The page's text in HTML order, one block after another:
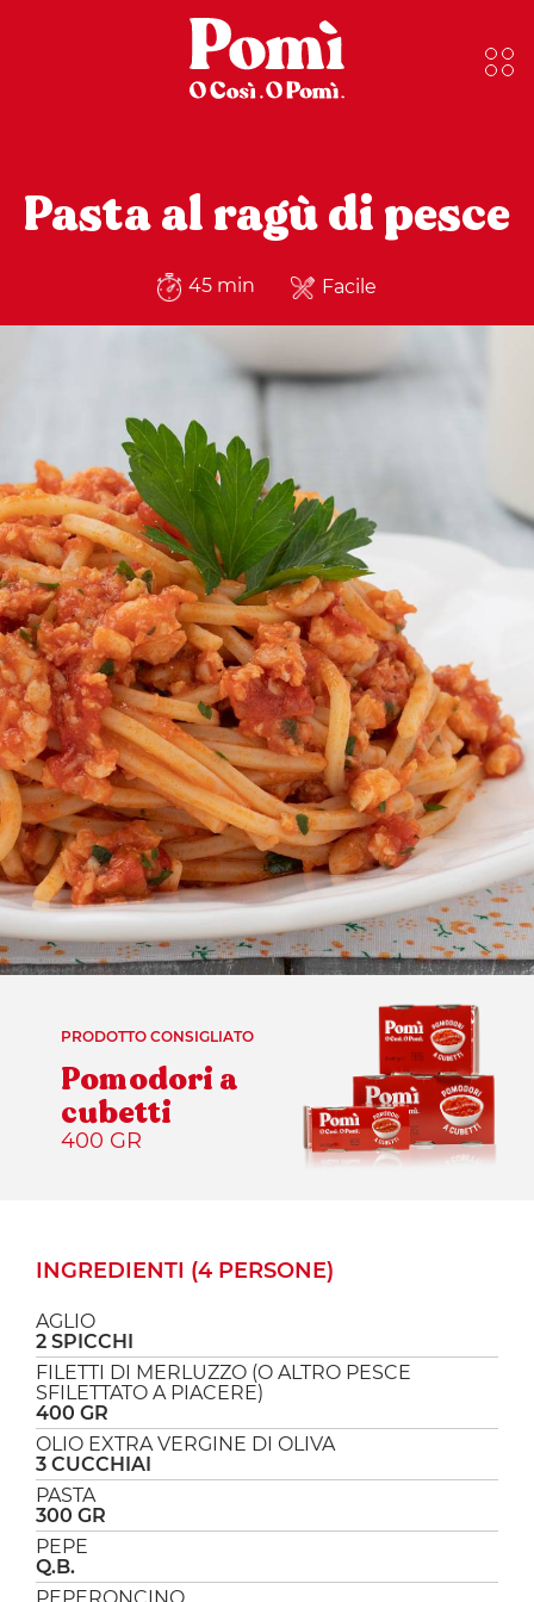
Pasta al ragù di pesce
45 min Facile
PRODOTTO CONSIGLIATO
Pomodori a
cubetti
400 GR
INGREDIENTI (4 PERSONE)
AGLIO
2 SPICCHI
FILETTI DI MERLUZZO (O ALTRO PESCE
SFILETTATO A PIACERE)
400 GR
OLIO EXTRA VERGINE DI OLIVA
3 CUCCHIAI
PASTA
300 GR
PEPE
Q.B.